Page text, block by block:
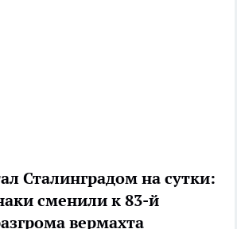
Сталинградом на сутки:
сменили к 83-й
вермахта